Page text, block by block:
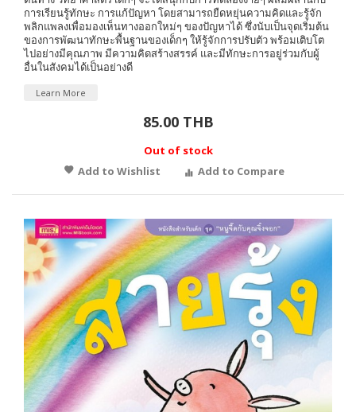
การเรียนรู้ทักษะ การแก้ปัญหา โดยสามารถยืดหยุ่นความคิดและรู้จัก
พลิกแพลงเพื่อมองเห็นทางออกใหม่ๆ ของปัญหาได้ ซึ่งนับเป็นจุดเริ่มต้น
ของการพัฒนาทักษะพื้นฐานของเด็กๆ ให้รู้จักการปรับตัว พร้อมเติบโต
ไปอย่างมีคุณภาพ มีความคิดสร้างสรรค์ และมีทักษะการอยู่ร่วมกับผู้
อื่นในสังคมได้เป็นอย่างดี
Learn More
85.00 THB
Out of stock
Add to Wishlist
Add to Compare